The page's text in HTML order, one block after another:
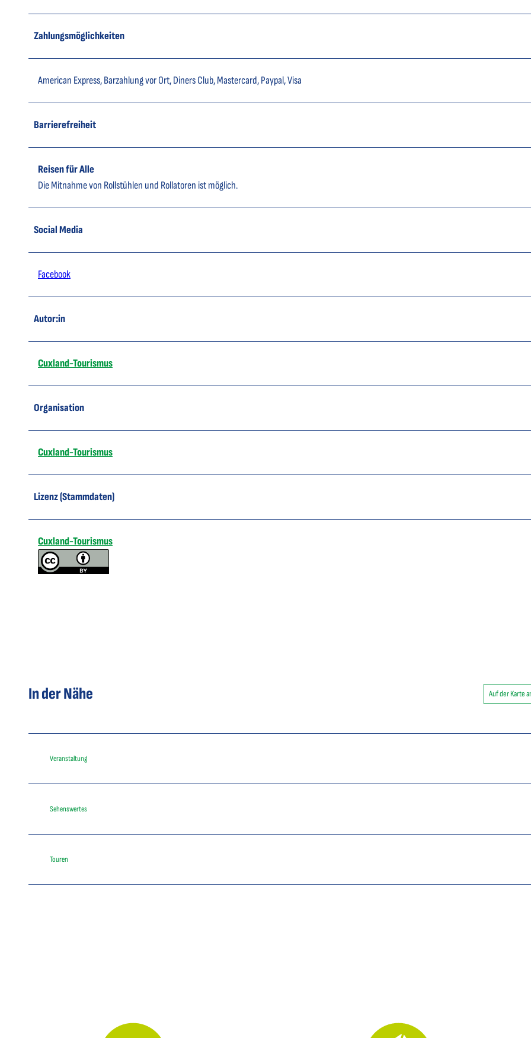
Zahlungsmöglichkeiten
American Express, Barzahlung vor Ort, Diners Club, Mastercard, Paypal, Visa
Barrierefreiheit
Reisen für Alle
Die Mitnahme von Rollstühlen und Rollatoren ist möglich.
Social Media
Facebook
Autor:in
Cuxland-Tourismus
Organisation
Cuxland-Tourismus
Lizenz (Stammdaten)
Cuxland-Tourismus
In der Nähe Auf der Karte
Veranstaltung
Sehenswertes
Touren